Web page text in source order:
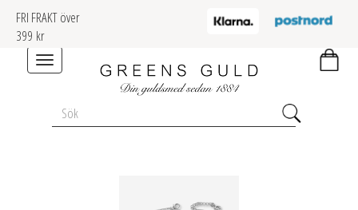
FRI FRAKT över
399 kr
Toggle
navigation